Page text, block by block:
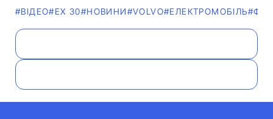
#ВІДЕО#EX 30#НОВИНИ#VOLVO#ЕЛЕКТРОМОБІЛЬ